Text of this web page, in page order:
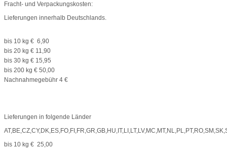
Fracht- und Verpackungskosten:
Lieferungen innerhalb Deutschlands.
bis 10 kg € 6,90
bis 20 kg € 11,90
bis 30 kg € 15,95
bis 200 kg € 50,00
Nachnahmegebühr 4 €
Lieferungen in folgende Länder
bis 10 kg € 25,00